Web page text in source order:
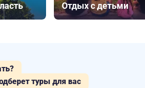
Отдых с детьми
туры для вас